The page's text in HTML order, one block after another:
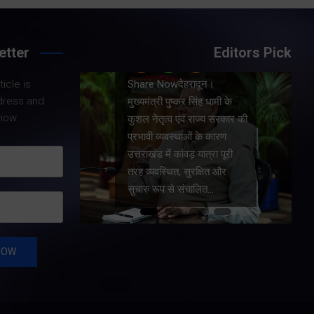
is
and
Editors Pick
के
की
Share Nowदेहरादून।
मुख्यमंत्री पुष्कर सिंह धामी ने
प्रदेश में शहरी आधारभूत
सुविधाओं के सुदृढ़ीकरण तथा
जीआईएस आधारित जल-निकासी
योजना के लिए कुल 1967 करोड़
की वित्तीय स्वीकृति प्रदान की है।
…